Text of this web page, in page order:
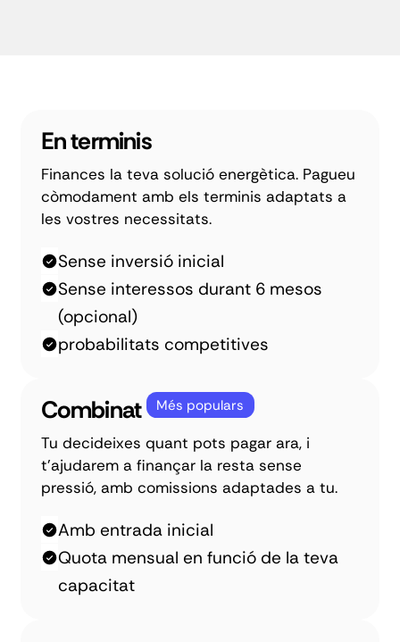
En terminis
Finances la teva solució energètica. Pagueu
còmodament amb els terminis adaptats a
les vostres necessitats.
Sense inversió inicial
Sense interessos durant 6 mesos
(opcional)
probabilitats competitives
Combinat Més populars
Tu decideixes quant pots pagar ara, i
t'ajudarem a finançar la resta sense
pressió, amb comissions adaptades a tu.
Amb entrada inicial
Quota mensual en funció de la teva
capacitat